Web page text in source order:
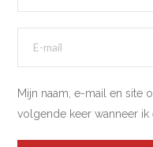
Mijn naam, e-mail en site
volgende keer wanneer ik